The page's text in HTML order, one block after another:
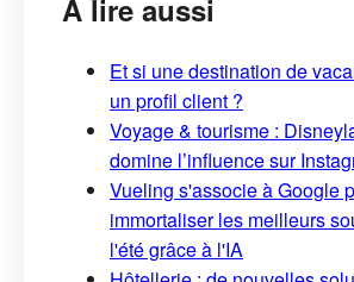
À lire aussi
Et si une destination de
un profil client ?
Voyage & tourisme :
domine l’influence sur
Vueling s'associe à Google
immortaliser les meilleurs
l'été grâce à l'IA